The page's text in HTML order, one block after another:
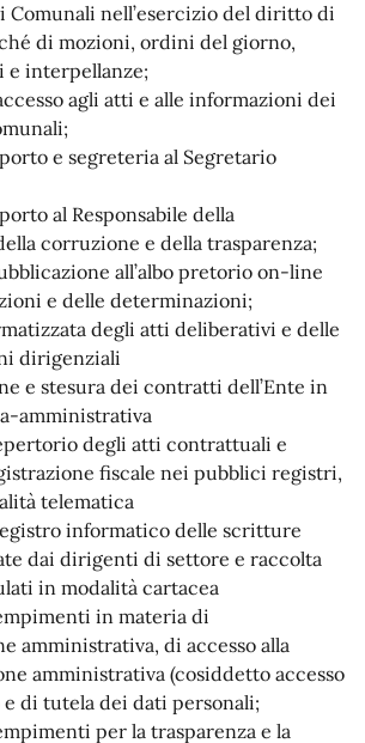
Comunali nell’esercizio del diritto di
di mozioni, ordini del giorno,
interpellanze;
agli atti e alle informazioni dei
e segreteria al Segretario
al Responsabile della
corruzione e della trasparenza;
all’albo pretorio on-line
e delle determinazioni;
degli atti deliberativi e delle
dirigenziali
e stesura dei contratti dell’Ente in
amministrativa
degli atti contrattuali e
fiscale nei pubblici registri,
telematica
informatico delle scritture
dai dirigenti di settore e raccolta
in modalità cartacea
in materia di
amministrativa, di accesso alla
amministrativa (cosiddetto accesso
di tutela dei dati personali;
per la trasparenza e la